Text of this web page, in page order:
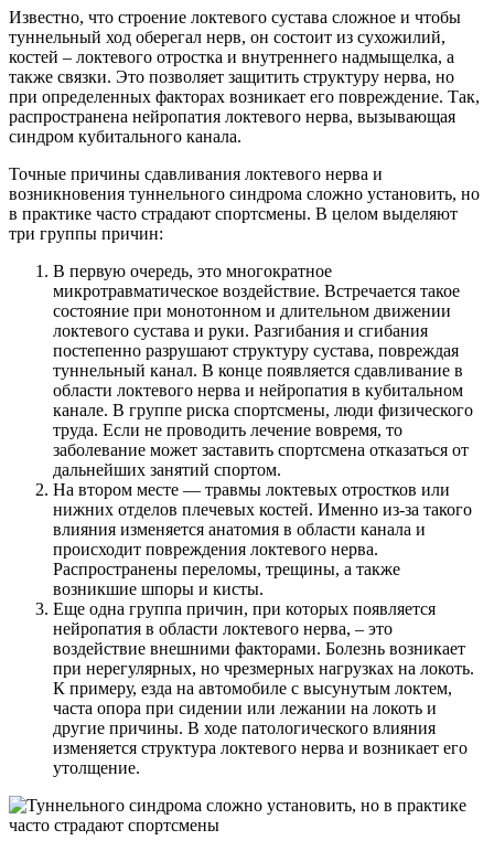
Известно, что строение локтевого сустава сложное и чтобы
туннельный ход оберегал нерв, он состоит из сухожилий,
костей – локтевого отростка и внутреннего надмыщелка, а
также связки. Это позволяет защитить структуру нерва, но
при определенных факторах возникает его повреждение. Так,
распространена нейропатия локтевого нерва, вызывающая
синдром кубитального канала.
Точные причины сдавливания локтевого нерва и
возникновения туннельного синдрома сложно установить, но
в практике часто страдают спортсмены. В целом выделяют
три группы причин:
В первую очередь, это многократное
микротравматическое воздействие. Встречается такое
состояние при монотонном и длительном движении
локтевого сустава и руки. Разгибания и сгибания
постепенно разрушают структуру сустава, повреждая
туннельный канал. В конце появляется сдавливание в
области локтевого нерва и нейропатия в кубитальном
канале. В группе риска спортсмены, люди физического
труда. Если не проводить лечение вовремя, то
заболевание может заставить спортсмена отказаться от
дальнейших занятий спортом.
На втором месте — травмы локтевых отростков или
нижних отделов плечевых костей. Именно из-за такого
влияния изменяется анатомия в области канала и
происходит повреждения локтевого нерва.
Распространены переломы, трещины, а также
возникшие шпоры и кисты.
Еще одна группа причин, при которых появляется
нейропатия в области локтевого нерва, – это
воздействие внешними факторами. Болезнь возникает
при нерегулярных, но чрезмерных нагрузках на локоть.
К примеру, езда на автомобиле с высунутым локтем,
часта опора при сидении или лежании на локоть и
другие причины. В ходе патологического влияния
изменяется структура локтевого нерва и возникает его
утолщение.